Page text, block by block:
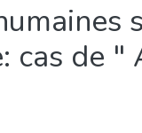
cas de